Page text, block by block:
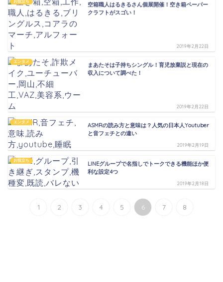
お役立ち
空箱職人はるきるさん個展開催！空き箱ペーパー
クラフトがスゴい！
2019年2月22日
エンタメ
まあたそは子持ちシングル！育児放棄説と現在の
収入について調べた！
2019年2月22日
エンタメ
ASMRの読み方と意味は？人気の日本人Youtuber
と音フェチとの違い
2019年2月19日
お役立ち
LINEグループで名指しでトークできる機能ほか便
利な設定4つ
2019年2月18日
1 2 3 4 5 6 7 8